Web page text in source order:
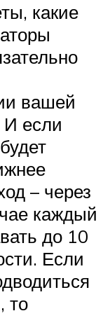
какие
вашей
И если
– через
каждый
до 10
Если
то